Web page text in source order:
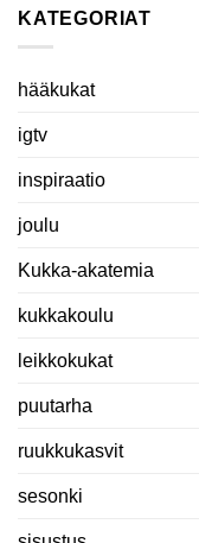
KATEGORIAT
hääkukat
igtv
inspiraatio
joulu
Kukka-akatemia
kukkakoulu
leikkokukat
puutarha
ruukkukasvit
sesonki